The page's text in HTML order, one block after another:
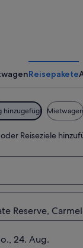
Reisepakete
hinzugefügt Mietwagen
Reiseziele
Reserve,
24. Aug.